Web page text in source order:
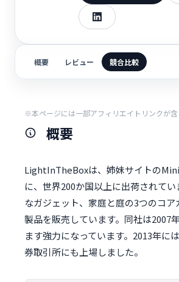
概要 レビュー 競合比較
※本ページには一部アフィリエイトリンクが含
概要
LightInTheBoxは、姉妹サイトの
に、世界200か国以上に出荷されて
なガジェット、家庭と庭の3つのコ
製品を販売しています。同社は2007
ます強力になっています。2013年に
券取引所にも上場しました。